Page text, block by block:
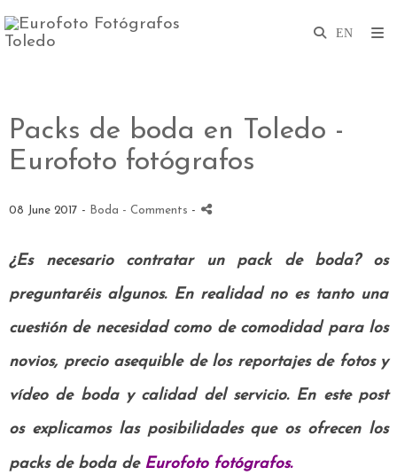
Packs de boda en Toledo -
Eurofoto fotógrafos
08 June 2017 - Boda - Comments -
¿Es necesario contratar un pack de boda? os
preguntaréis algunos. En realidad no es tanto una
cuestión de necesidad como de comodidad para los
novios, precio asequible de los reportajes de fotos y
vídeo de boda y calidad del servicio. En este post
os explicamos las posibilidades que os ofrecen los
packs de boda de Eurofoto fotógrafos.